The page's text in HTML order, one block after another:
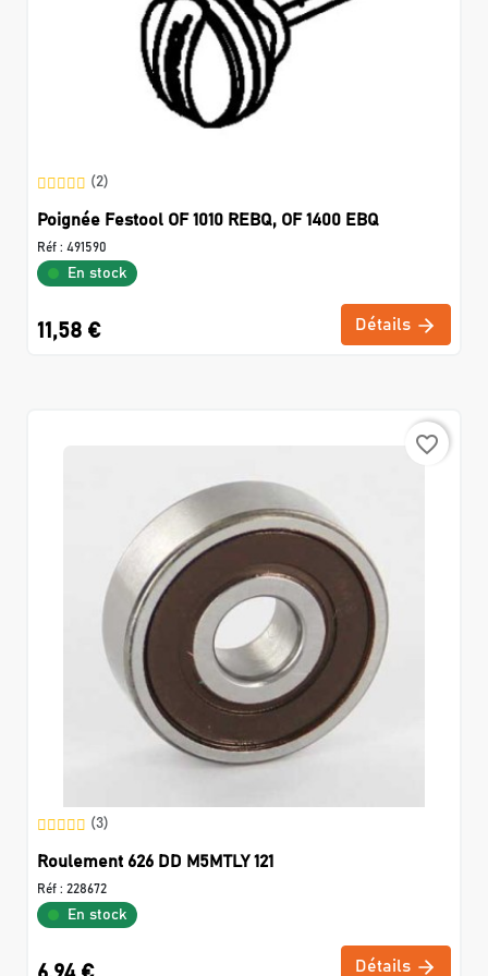
(2)
Poignée Festool OF 1010 REBQ, OF 1400 EBQ
Réf : 491590
En stock
11,58 € Détails
favorite_border
(3)
Roulement 626 DD M5MTLY 121
Réf : 228672
En stock
Détails